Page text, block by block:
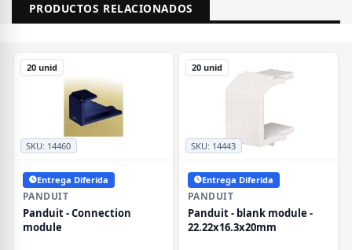
PRODUCTOS RELACIONADOS
SKU: 14460
20 unid
Entrega Diferida
PANDUIT
Panduit - Connection
module
SKU: 14443
20 unid
Entrega Diferida
PANDUIT
Panduit - blank module -
22.22x16.3x20mm